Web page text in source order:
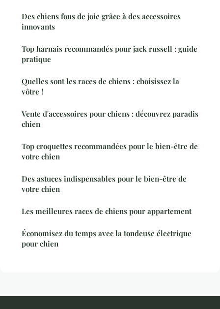
Des chiens fous de joie grâce à des accessoires
innovants
Top harnais recommandés pour jack russell : guide
pratique
Quelles sont les races de chiens : choisissez la
vôtre !
Vente d'accessoires pour chiens : découvrez paradis
chien
Top croquettes recommandées pour le bien-être de
votre chien
Des astuces indispensables pour le bien-être de
votre chien
Les meilleures races de chiens pour appartement
Économisez du temps avec la tondeuse électrique
pour chien